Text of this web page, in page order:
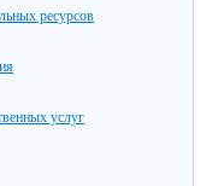
ресурсов
услуг